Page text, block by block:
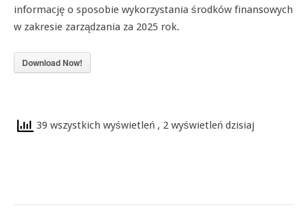
informację o sposobie wykorzystania środków finansowych
w zakresie zarządzania za 2025 rok.
Download Now!
39 wszystkich wyświetleń , 2 wyświetleń dzisiaj